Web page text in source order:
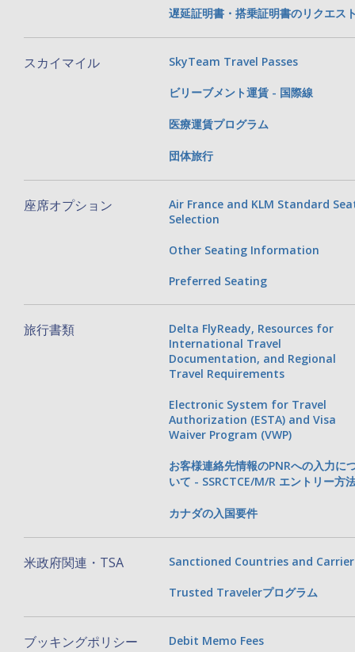
遅延証明書・搭乗証明書のリクエス
スカイマイル SkyTeam Travel Passes
ビリーブメント運賃 - 国際線
医療運賃プログラム
団体旅行
座席オプション
Air France and KLM Standard
Selection
Other Seating Information
Preferred Seating
旅行書類
Delta FlyReady, Resources for
International Travel
Documentation, and Regional
Travel Requirements
Electronic System for Travel
Authorization (ESTA) and Visa
Waiver Program (VWP)
お客様連絡先情報のPNRへの入力に
いて - SSRCTCE/M/R エントリー方
カナダの入国要件
米政府関連・TSA Sanctioned Countries and
Trusted Travelerプログラム
ブッキングポリシー Debit Memo Fees